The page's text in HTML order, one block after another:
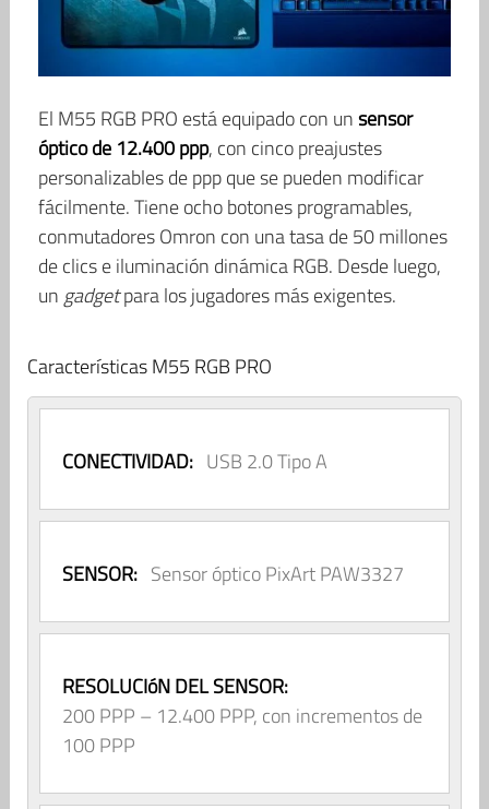
El M55 RGB PRO está equipado con unsensor
óptico de 12.400 ppp, con cinco preajustes
personalizables de ppp que se pueden modificar
fácilmente. Tiene ocho botones programables,
conmutadores Omron con una tasa de 50 millones
de clics e iluminación dinámica RGB. Desde luego,
un gadgetpara los jugadores más exigentes.
Características M55 RGB PRO
CONECTIVIDAD: USB 2.0 Tipo A
SENSOR: Sensor óptico PixArt PAW3327
RESOLUCIóN DEL SENSOR:
200 PPP – 12.400 PPP, con incrementos de
100 PPP